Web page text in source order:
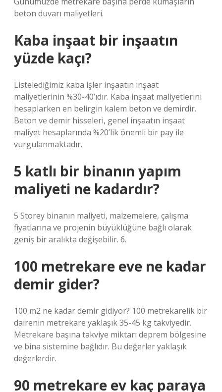
beton duvarı maliyetleri.
Kaba inşaat bir inşaatın
yüzde kaçı?
Listelediğimiz kaba işler inşaatın inşaat
maliyetlerinin %30-40’ıdır. Kaba inşaat maliyetlerini
hesaplarken en belirgin kalem beton ve demirdir.
Beton ve demir hisseleri, genel inşaatın inşaat
maliyet hesaplarında %20’lik önemli bir pay ile
vurgulanmaktadır.
5 katlı bir binanın yapım
maliyeti ne kadardır?
5 Storey binanın maliyeti, malzemelere, çalışma
fiyatlarına ve projenin büyüklüğüne bağlı olarak
geniş bir aralıkta değişebilir. 6.
100 metrekare eve ne kadar
demir gider?
100 m2 ne kadar demir gidiyor? 100 metrekarelik bir
dairenin metrekare yaklaşık 35-45 kg takviyedir.
Metrekare başına takviye miktarı deprem bölgesine
ve bina sistemine bağlıdır. Bu değerler yaklaşık
değerlerdir.
90 metrekare ev kaç paraya